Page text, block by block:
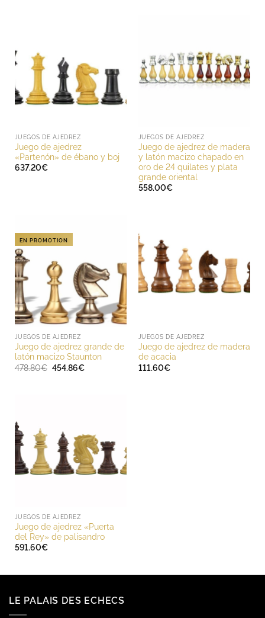
JUEGOS DE AJEDREZ
Juego de ajedrez
«Partenón» de ébano y boj
637.20€
JUEGOS DE AJEDREZ
Juego de ajedrez de madera
y latón macizo chapado en
oro de 24 quilates y plata
grande oriental
558.00€
EN PROMOTION
JUEGOS DE AJEDREZ
Juego de ajedrez grande de
latón macizo Staunton
478.80€ El
454.86€El
JUEGOS DE AJEDREZ
Juego de ajedrez de madera
de acacia
111.60€
JUEGOS DE AJEDREZ
Juego de ajedrez «Puerta
del Rey» de palisandro
591.60€
LE PALAIS DES ECHECS